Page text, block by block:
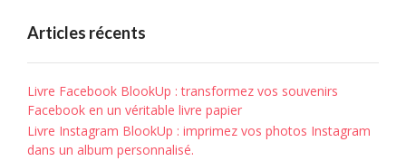
Articles récents
Livre Facebook BlookUp : transformez vos souvenirs
Facebook en un véritable livre papier
Livre Instagram BlookUp : imprimez vos photos Instagram
dans un album personnalisé.